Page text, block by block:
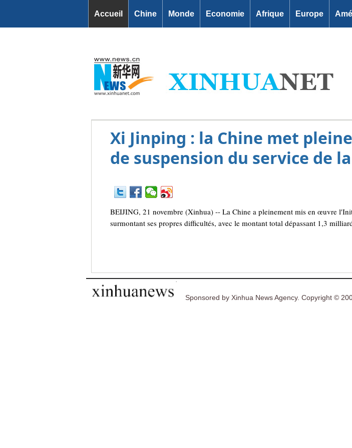
Accueil Chine Monde Economie Afrique Europe
Xi Jinping : la Chine met
de suspension du service de
BEIJING, 21 novembre (Xinhua) -- La Chine a pleinement mis en œuvre
surmontant ses propres difficultés, avec le montant total dépassant 1,3
Sponsored by Xinhua News Agency. Copyright ©